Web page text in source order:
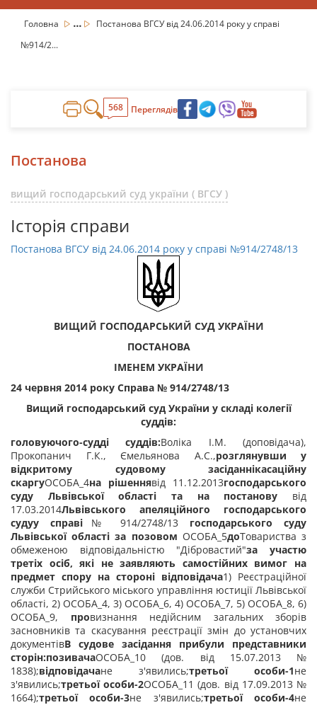
Головна ...
Постанова ВГСУ від 24.06.2014 року у справі
№914/2...
568 Переглядів
Постанова
вищий господарський суд україни ( ВГСУ )
Історія справи
Постанова ВГСУ від 24.06.2014 року у справі №914/2748/13
ВИЩИЙ ГОСПОДАРСЬКИЙ СУД УКРАЇНИ
ПОСТАНОВА
ІМЕНЕМ УКРАЇНИ
24 червня 2014 року Справа № 914/2748/13
Вищий господарський суд України у складі колегії
суддів:
головуючого-судді
суддів:Воліка І.М. (доповідача),
Прокопанич Г.К., Ємельянова А.С.,розглянувши у
відкритому судовому засіданнікасаційну
скаргуОСОБА_4на рішеннявід 11.12.2013господарського
суду Львівської області
та на постанову від
17.03.2014Львівського апеляційного господарського
судуу справі№ 914/2748/13 господарського суду
Львівської області за позовом ОСОБА_5доТовариства з
обмеженою відповідальністю "Дібровастий"за участю
третіх осіб, які не заявляють самостійних вимог на
предмет спору на стороні відповідача1) Реєстраційної
служби Стрийського міського управління юстиції Львівської
області, 2) ОСОБА_4, 3) ОСОБА_6, 4) ОСОБА_7, 5) ОСОБА_8, 6)
ОСОБА_9, провизнання недійсним загальних зборів
засновників та скасування реєстрації змін до установчих
документівВ судове засідання прибули представники
сторін:позивачаОСОБА_10 (дов. від 15.07.2013 №
1838);відповідачане з'явились;третьої особи-1не
з'явились;третьої особи-2ОСОБА_11 (дов. від 17.09.2013 №
1664);третьої особи-3не з'явились;третьої особи-4не